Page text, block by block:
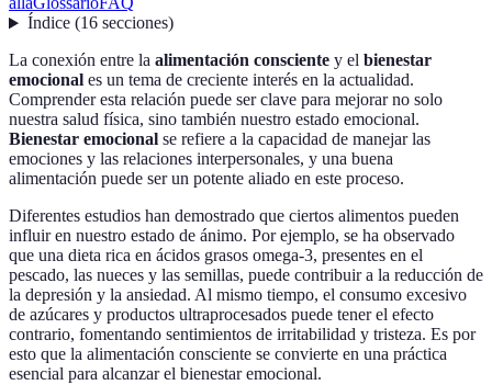
Índice(16 secciones)
La conexión entre la alimentación consciente y el bienestar
emocional es un tema de creciente interés en la actualidad.
Comprender esta relación puede ser clave para mejorar no solo
nuestra salud física, sino también nuestro estado emocional.
Bienestar emocional se refiere a la capacidad de manejar las
emociones y las relaciones interpersonales, y una buena
alimentación puede ser un potente aliado en este proceso.
Diferentes estudios han demostrado que ciertos alimentos pueden
influir en nuestro estado de ánimo. Por ejemplo, se ha observado
que una dieta rica en ácidos grasos omega-3, presentes en el
pescado, las nueces y las semillas, puede contribuir a la reducción de
la depresión y la ansiedad. Al mismo tiempo, el consumo excesivo
de azúcares y productos ultraprocesados puede tener el efecto
contrario, fomentando sentimientos de irritabilidad y tristeza. Es por
esto que la alimentación consciente se convierte en una práctica
esencial para alcanzar el bienestar emocional.